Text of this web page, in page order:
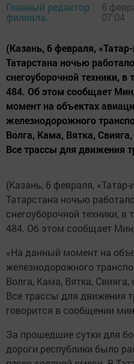
Главный редактор
филиала,
6
07:04
(Казань, 6 февраля,
Татарстана ночью
снегоуборочной техники,
484. Об этом сообщает
момент на объектах
железнодорожного
Волга, Кама, Вятка,
Все трассы для движения
(Казань, 6 февраля,
Татарстана ночью
снегоуборочной техники,
484. Об этом сообщает
«На данный момент на
железнодорожного
Волга, Кама, Вятка,
Все трассы для движения
говорится в сообщении
За прошедшие сутки для
дороги республики было